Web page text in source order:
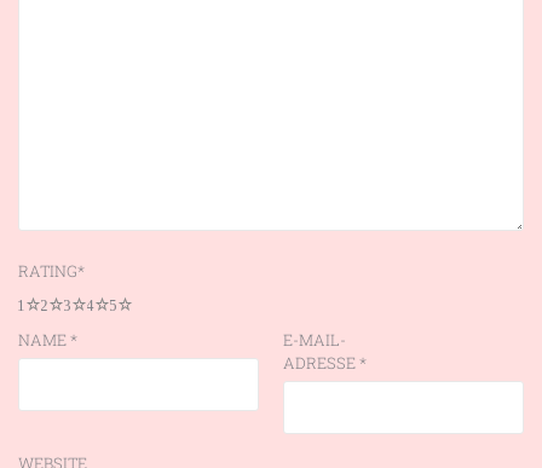
RATING*
5
4
3
2
1
NAME*
E-MAIL-
ADRESSE*
WEBSITE